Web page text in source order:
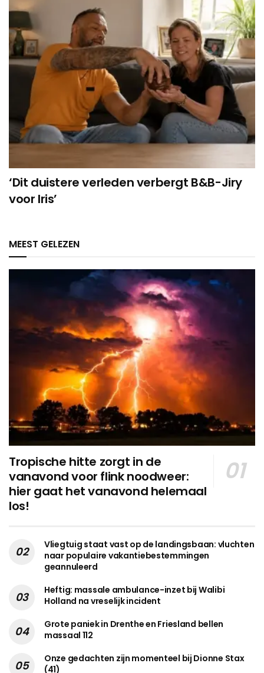
‘Dit duistere verleden verbergt B&B-Jiry
voor Iris’
MEEST GELEZEN
Tropische hitte zorgt in de
vanavond voor flink noodweer:
hier gaat het vanavond helemaal
los!
Vliegtuig staat vast op de landingsbaan: vluchten
naar populaire vakantiebestemmingen
geannuleerd
Heftig: massale ambulance-inzet bij Walibi
Holland na vreselijk incident
Grote paniek in Drenthe en Friesland bellen
massaal 112
Onze gedachten zijn momenteel bij Dionne Stax
(41)